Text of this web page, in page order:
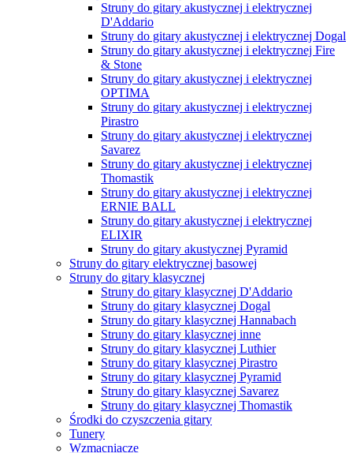
Struny do gitary akustycznej i elektrycznej
D'Addario
Struny do gitary akustycznej i elektrycznej Dogal
Struny do gitary akustycznej i elektrycznej Fire
& Stone
Struny do gitary akustycznej i elektrycznej
OPTIMA
Struny do gitary akustycznej i elektrycznej
Pirastro
Struny do gitary akustycznej i elektrycznej
Savarez
Struny do gitary akustycznej i elektrycznej
Thomastik
Struny do gitary akustycznej i elektrycznej
ERNIE BALL
Struny do gitary akustycznej i elektrycznej
ELIXIR
Struny do gitary akustycznej Pyramid
Struny do gitary elektrycznej basowej
Struny do gitary klasycznej
Struny do gitary klasycznej D'Addario
Struny do gitary klasycznej Dogal
Struny do gitary klasycznej Hannabach
Struny do gitary klasycznej inne
Struny do gitary klasycznej Luthier
Struny do gitary klasycznej Pirastro
Struny do gitary klasycznej Pyramid
Struny do gitary klasycznej Savarez
Struny do gitary klasycznej Thomastik
Środki do czyszczenia gitary
Tunery
Wzmacniacze